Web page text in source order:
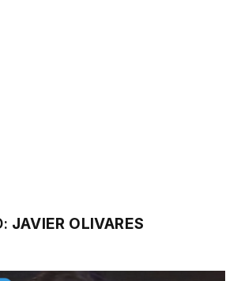
JAVIER OLIVARES